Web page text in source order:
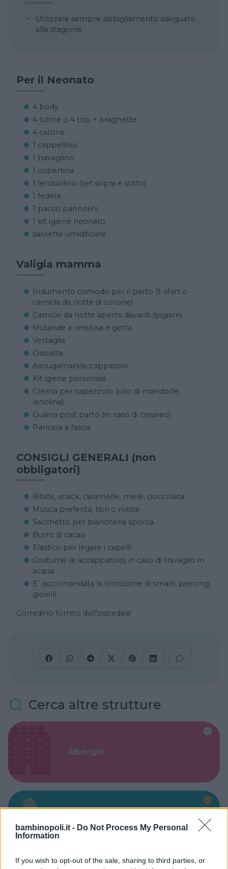
bambinopoli.it - Do Not Process My Personal
Information
If you wish to opt-out of the sale, sharing to third parties, or
Utilizzare sempre abbigliamento adeguato
alla stagione
Per il Neonato
4 body
4 tutine o 4 top + braghette
4 calzine
1 cappellino
1 bavaglino
1 copertina
1 lenzuolino (set sopra e sotto)
1 federa
1 pacco pannolini
1 kit igiene neonato
salviette umidificate
Valigia mamma
Indumento comodo per il parto (t-shirt o
camicia da notte di cotone)
Camicie da notte aperte davanti /pigiami
Mutande a rete/usa e getta
Vestaglia
Ciabatte
Asciugamani/accappatoio
Kit igiene personale
Crema per capezzolo (olio di mandorle,
lanolina)
Guaina post parto (in caso di cesareo)
Pancera a fascia
CONSIGLI GENERALI (non
obbligatori)
Bibite, snack, caramelle, miele, cioccolata
Musica preferita, libri o riviste
Sacchetto per biancheria sporca
Burro di cacao
Elastico per legare i capelli
Costume (e accappatoio) in caso di travaglio in
acqua
E’ raccomandata la rimozione di smalti, piercing,
gioielli
Corredino fornito dall'ospedale
Cerca altre strutture
Alberghi